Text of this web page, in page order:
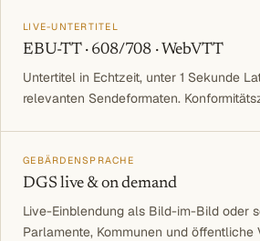
LIVE-UNTERTITEL
EBU-TT · 608/708 · WebVTT
Untertitel in Echtzeit, unter 1 Sekunde
relevanten Sendeformaten.
GEBÄRDENSPRACHE
DGS live & on demand
Live-Einblendung als Bild-im-Bild oder
Parlamente, Kommunen und öffentliche